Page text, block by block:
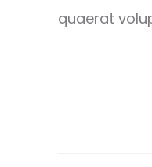
quaerat